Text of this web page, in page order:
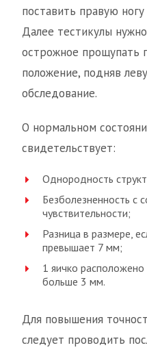
поставить правую
Далее тестикулы
острожное прощупать
положение, подняв
обследование.
О нормальном
свидетельствует:
Однородность
Безболезненность с
чувствительности;
Разница в размере,
превышает 7 мм;
1 яичко
больше 3 мм.
Для повышения
следует проводить